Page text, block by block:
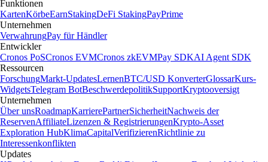
Funktionen
KartenKörbeEarnStakingDeFi StakingPayPrime
Unternehmen
VerwahrungPay für Händler
Entwickler
Cronos PoSCronos EVMCronos zkEVMPay SDKAI Agent SDK
Ressourcen
ForschungMarkt-UpdatesLernenBTC/USD KonverterGlossarKurs-
WidgetsTelegram BotBeschwerdepolitikSupportKryptooversigt
Unternehmen
Über unsRoadmapKarrierePartnerSicherheitNachweis der
ReservenAffiliateLizenzen & RegistrierungenKrypto-Asset
Exploration HubKlimaCapitalVerifizierenRichtlinie zu
Interessenkonflikten
Updates